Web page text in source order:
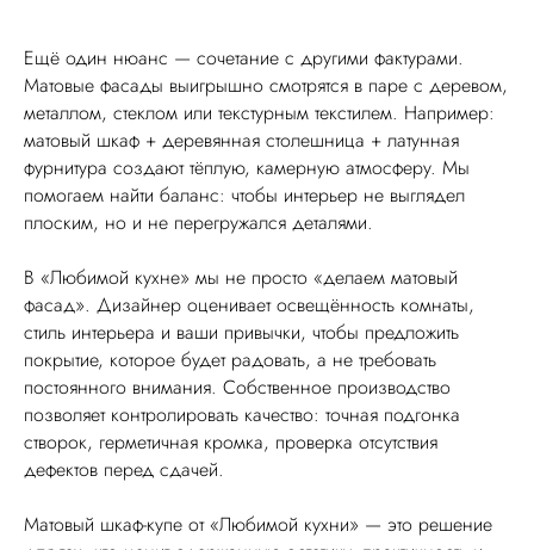
Ещё один нюанс — сочетание с другими фактурами.
Матовые фасады выигрышно смотрятся в паре с деревом,
металлом, стеклом или текстурным текстилем. Например:
матовый шкаф + деревянная столешница + латунная
фурнитура создают тёплую, камерную атмосферу. Мы
помогаем найти баланс: чтобы интерьер не выглядел
плоским, но и не перегружался деталями.
В «Любимой кухне» мы не просто «делаем матовый
фасад». Дизайнер оценивает освещённость комнаты,
стиль интерьера и ваши привычки, чтобы предложить
покрытие, которое будет радовать, а не требовать
постоянного внимания. Собственное производство
позволяет контролировать качество: точная подгонка
створок, герметичная кромка, проверка отсутствия
дефектов перед сдачей.
Матовый шкаф-купе от «Любимой кухни» — это решение